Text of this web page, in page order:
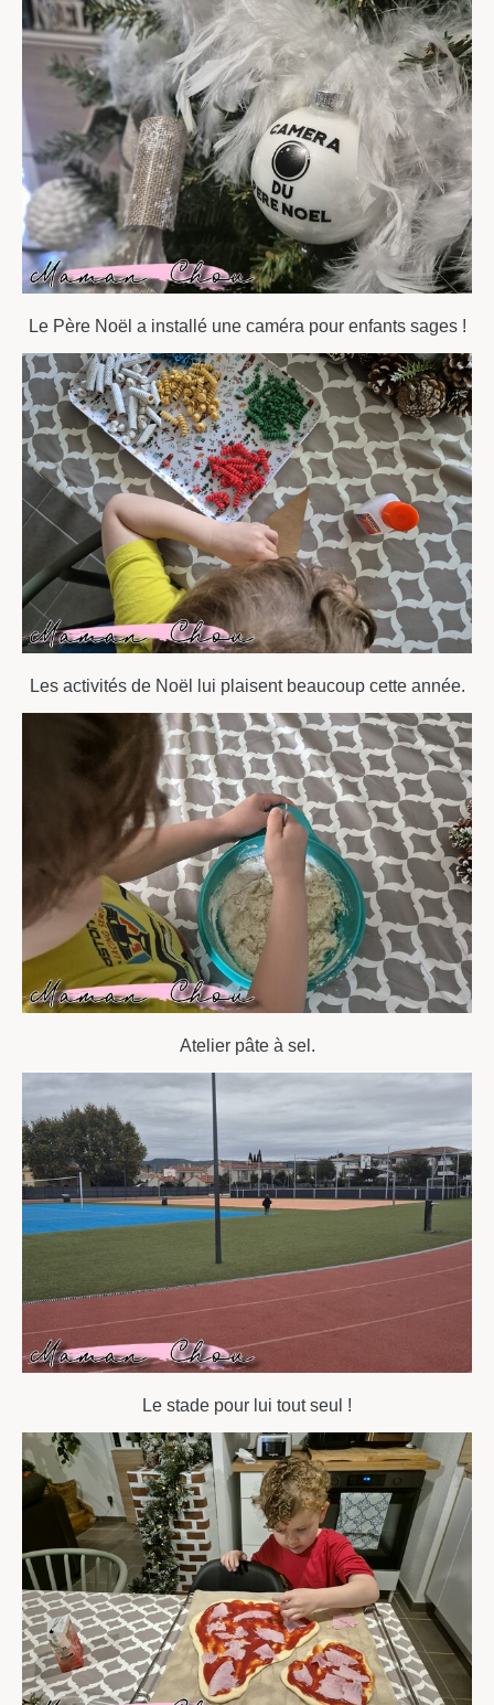
Le Père Noël a installé une caméra pour enfants sages !
Les activités de Noël lui plaisent beaucoup cette année.
Atelier pâte à sel.
Le stade pour lui tout seul !